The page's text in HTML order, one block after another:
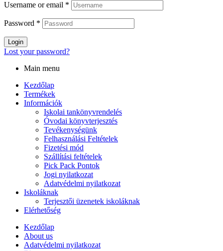
Username or email *
Password *
Login
Lost your password?
Main menu
Kezdőlap
Termékek
Információk
Iskolai tankönyvrendelés
Óvodai könyvterjesztés
Tevékenységünk
Felhasználási Feltételek
Fizetési mód
Szállítási feltételek
Pick Pack Pontok
Jogi nyilatkozat
Adatvédelmi nyilatkozat
Iskoláknak
Terjesztői üzenetek iskoláknak
Elérhetőség
Kezdőlap
About us
Adatvédelmi nyilatkozat